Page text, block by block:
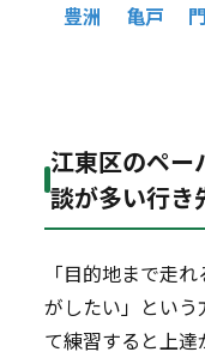
豊洲
亀戸
江東区のペー
談が多い行き
「目的地まで走
がしたい」とい
て練習すると上達